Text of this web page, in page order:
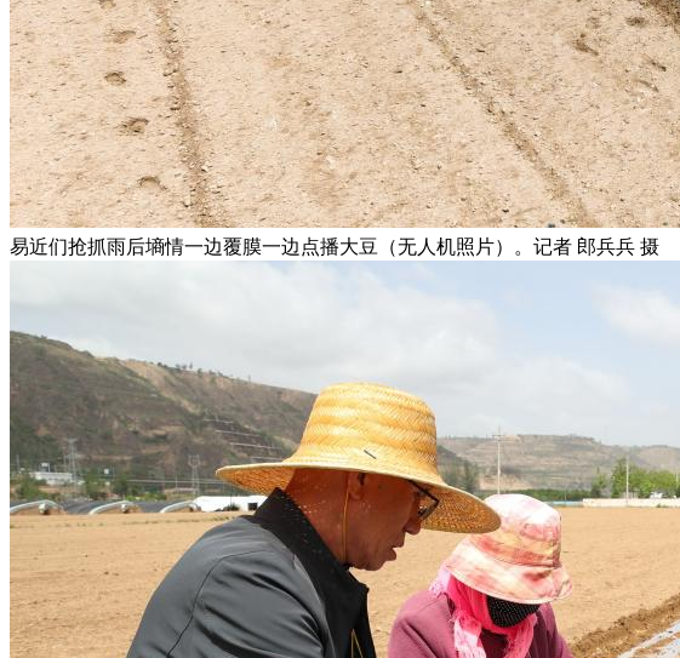
易近们抢抓雨后墒情一边覆膜一边点播大豆（无人机照片）。记者 郎兵兵 摄